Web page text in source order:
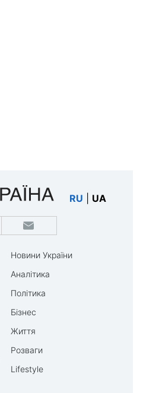
RU UA
Новини України
Аналітика
Політика
Бізнес
Життя
Розваги
Lifestyle